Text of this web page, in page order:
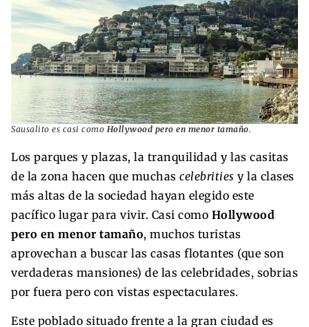
Sausalito es casi como Hollywood pero en menor tamaño.
Los parques y plazas, la tranquilidad y las casitas
de la zona hacen que muchas celebrities y la clases
más altas de la sociedad hayan elegido este
pacífico lugar para vivir. Casi como Hollywood
pero en menor tamaño, muchos turistas
aprovechan a buscar las casas flotantes (que son
verdaderas mansiones) de las celebridades, sobrias
por fuera pero con vistas espectaculares.
Este poblado situado frente a la gran ciudad es